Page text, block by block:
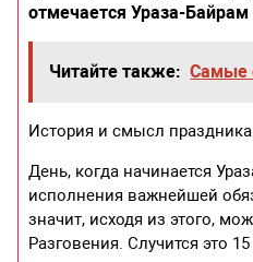
отмечается Ураза-Байрам
Читайте также: Самые
История и смысл праздника
День, когда начинается
исполнения важнейшей
значит, исходя из этого,
Разговения. Случится это